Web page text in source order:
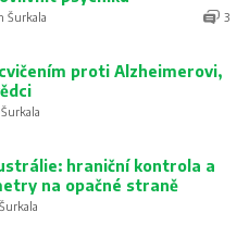
Šurkala 3
proti Alzheimerovi,
hraniční kontrola a
na opačné straně